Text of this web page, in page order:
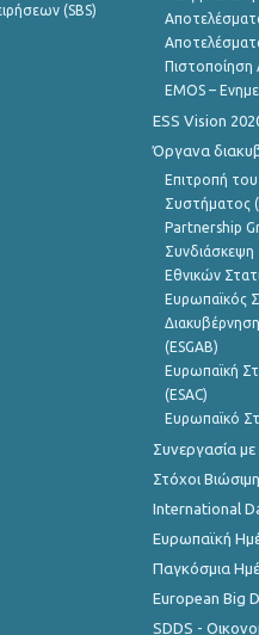
(SBS)
Πιστοποίηση
EMOS –
ESS Vision
Όργανα
Επιτροπή
Συστήματος
Partnership
Εθνικών
Ευρωπαϊκός
(ESGAB)
Ευρωπαϊκή
(ESAC)
Ευρωπαϊκό
Συνεργασία με
Στόχοι
International
Ευρωπαϊκή
Παγκόσμια
European Big
SDDS -